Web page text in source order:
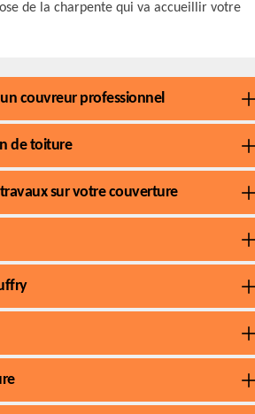
de la charpente qui va accueillir votre
couvreur professionnel
de toiture
sur votre couverture